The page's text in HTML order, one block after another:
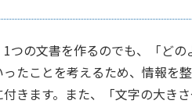
つの文書を作るのでも、「ど
ったことを考えるため、情報を
付きます。また、「文字の大き